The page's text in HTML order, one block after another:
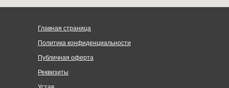
Главная страница
Политика конфиденциальности
Реквизиты
Публичная оферта